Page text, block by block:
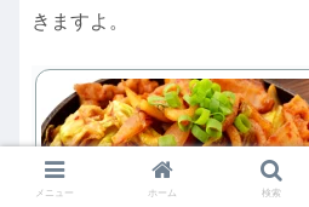
きますよ。
メニュー ホーム 検索